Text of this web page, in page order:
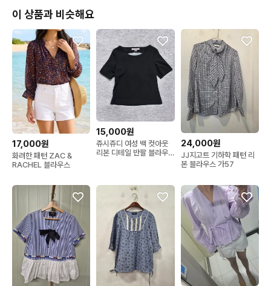
이 상품과 비슷해요
17,000원
화려한 패턴 ZAC &
RACHEL 블라우스
15,000원
쥬시쥬디 여성 백 컷아웃
리본 디테일 반팔 블라우
24,000원
JJ지고트 기하학 패턴 리
본 블라우스 가57